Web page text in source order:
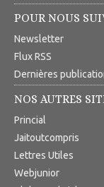
POUR NOUS
Newsletter
Flux RSS
Dernières
NOS AUTRES
Princial
Jaitoutcompris
Lettres Utiles
Webjunior